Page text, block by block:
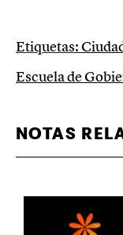
Etiquetas:
Escuela de
NOTAS